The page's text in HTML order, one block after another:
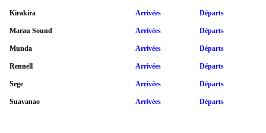
Kirakira Arrivées Départs
Marau Sound Arrivées Départs
Munda Arrivées Départs
Rennell Arrivées Départs
Sege Arrivées Départs
Suavanao Arrivées Départs